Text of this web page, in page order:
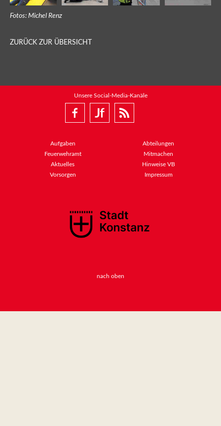
Fotos: Michel Renz
ZURÜCK ZUR ÜBERSICHT
Unsere Social-Media-Kanäle
Aufgaben
Abteilungen
Feuerwehramt
Mitmachen
Aktuelles
Hinweise VB
Vorsorgen
Impressum
nach oben